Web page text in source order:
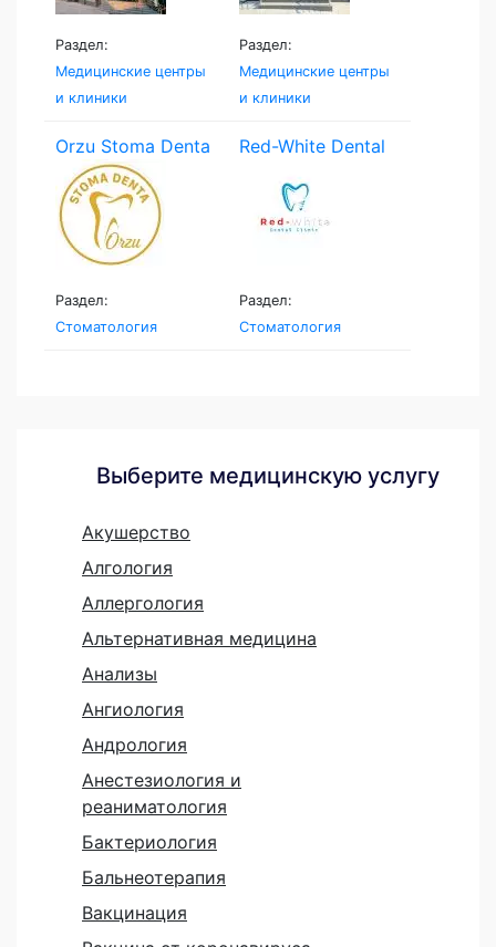
Раздел:
Медицинские центры
и клиники
Раздел:
Медицинские центры
и клиники
Orzu Stoma Denta
Раздел:
Стоматология
Red-White Dental
Раздел:
Стоматология
Выберите медицинскую услугу
Акушерство
Алгология
Аллергология
Альтернативная медицина
Анализы
Ангиология
Андрология
Анестезиология и
реаниматология
Бактериология
Бальнеотерапия
Вакцинация